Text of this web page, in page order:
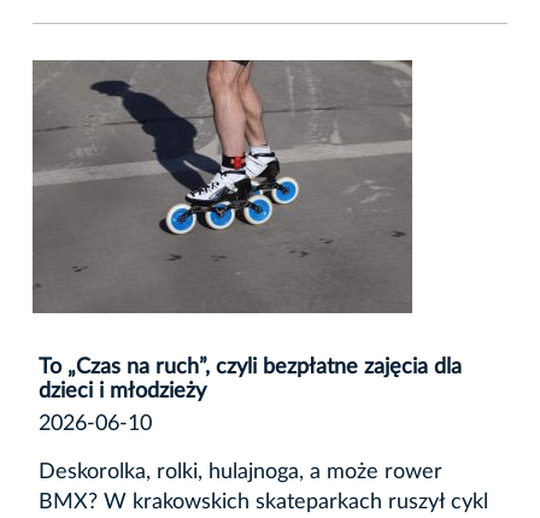
To „Czas na ruch”, czyli bezpłatne zajęcia dla
dzieci i młodzieży
2026-06-10
Deskorolka, rolki, hulajnoga, a może rower
BMX? W krakowskich skateparkach ruszył cykl